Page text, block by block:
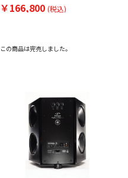
￥166,800 (税込)
この商品は完売しました。